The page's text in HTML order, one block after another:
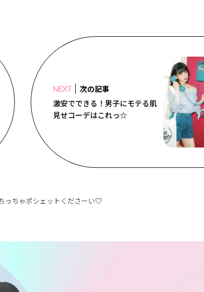
NEXT
次の記事
激安でできる！男子にモテる肌
見せコーデはこれっ☆
っちゃポシェットくださーい♡